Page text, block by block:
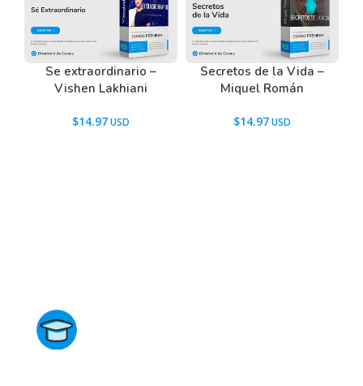
Se extraordinario –
Vishen Lakhiani
$14.97
Secretos de la Vida –
Miquel Román
$14.97